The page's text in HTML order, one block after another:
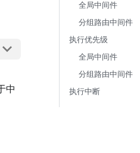
中
全局中间件
分组路由中间件
执行优先级
全局中间件
分组路由中间件
执行中断